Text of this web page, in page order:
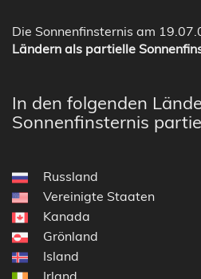
Die Sonnenfinsternis am
Ländern als partielle
In den folgenden
Sonnenfinsternis
Russland
Vereinigte Staaten
Kanada
Grönland
Island
Irland